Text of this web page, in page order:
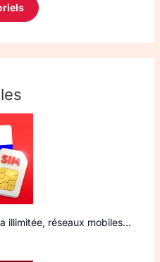
illimitée, réseaux mobiles…